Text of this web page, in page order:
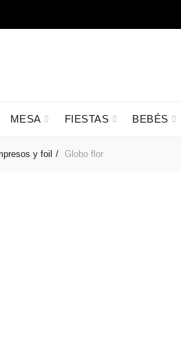
MESA FIESTAS BEBÉS
y foil Globo flor